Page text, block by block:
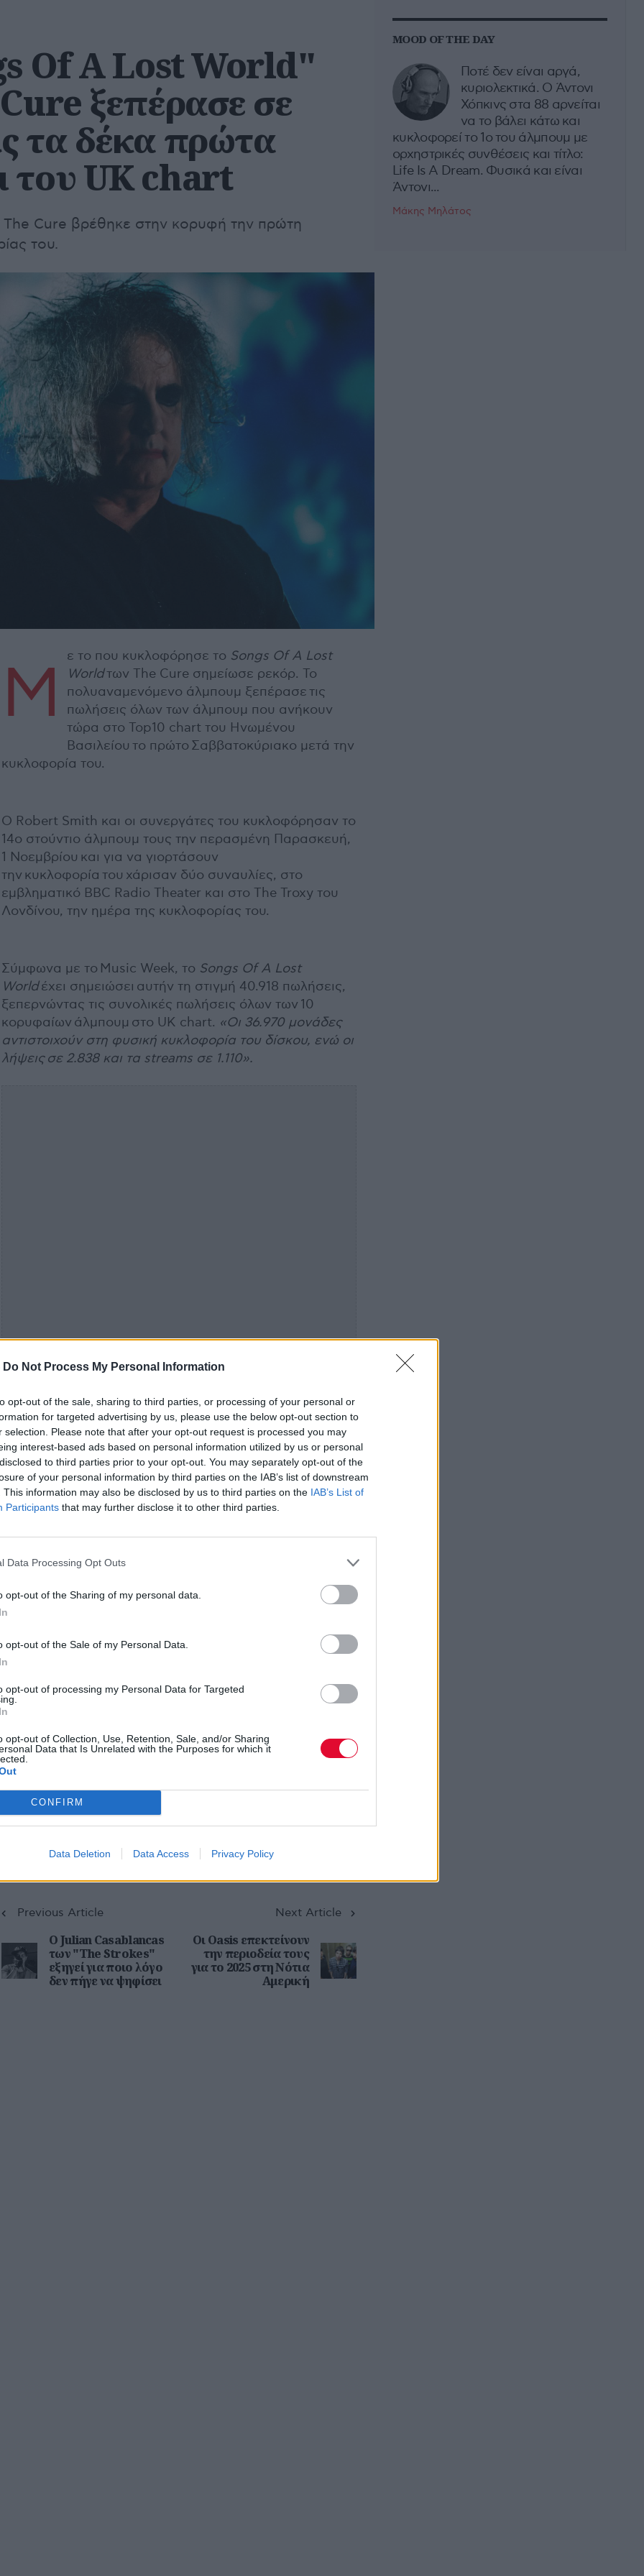
Do Not Process My Personal Information
opt-out of the sale, sharing to third parties, or processing of your personal or
for targeted advertising by us, please use the below opt-out section to
selection. Please note that after your opt-out request is processed you may
interest-based ads based on personal information utilized by us or personal
to third parties prior to your opt-out. You may separately opt-out of the
of your personal information by third parties on the IAB’s list of downstream
This information may also be disclosed by us to third parties on the IAB’s List of
Participants that may further disclose it to other third parties.
Data Processing Opt Outs
opt-out of the Sharing of my personal data.
opt-out of the Sale of my Personal Data.
opt-out of processing my Personal Data for Targeted
opt-out of Collection, Use, Retention, Sale, and/or Sharing
Data that Is Unrelated with the Purposes for which it
CONFIRM
Data Deletion Data Access Privacy Policy
Of A Lost World"
ξεπέρασε σε
τα δέκα πρώτα
του UK chart
Cure βρέθηκε στην κορυφή την πρώτη
του.
Μ ε το που κυκλοφόρησε το Songs Of A Lost
Worldτων The Cure σημείωσε ρεκόρ. Το
πολυαναμενόμενο άλμπουμ ξεπέρασε τις
πωλήσεις όλων των άλμπουμ που ανήκουν
τώρα στο Top10 chart του Ηνωμένου
Βασιλείου το πρώτο Σαββατοκύριακο μετά την
κυκλοφορία του.
Ο Robert Smith και οι συνεργάτες του κυκλοφόρησαν το
14ο στούντιο άλμπουμ τους την περασμένη Παρασκευή,
1 Νοεμβρίου και για να γιορτάσουν
την κυκλοφορία του χάρισαν δύο συναυλίες, στο
εμβληματικό BBC Radio Theater και στο The Troxy του
Λονδίνου, την ημέρα της κυκλοφορίας του.
Σύμφωνα με τo Music Week, το Songs Of A Lost
Worldέχει σημειώσει αυτήν τη στιγμή 40.918 πωλήσεις,
ξεπερνώντας τις συνολικές πωλήσεις όλων των 10
κορυφαίων άλμπουμ στo UK chart. «Οι 36.970 μονάδες
αντιστοιχούν στη φυσική κυκλοφορία του δίσκου, ενώ οι
λήψεις σε 2.838 και τα streams σε 1.110».
σηματοδότησε επίσης την πρώτη κυκλοφορία
πρωτότυπου υλικού των The Cure μετά από 16 χρόνια –
είναι επίσης καθ’ οδόν για να γίνει ο πρώτος τους
δίσκος που κατέκτησε την πρώτη θέση στα charts από
το LP
https://www.youtube.com/watch?
v=_aWDlaxvEZo&t=275s
Previous Article
O Julian Casablancas
των "The Strokes"
εξηγεί για ποιο λόγο
δεν πήγε να ψηφίσει
Next Article
Οι Oasis επεκτείνουν
την περιοδεία τους
για το 2025 στη Νότια
Αμερική
MOOD OF THE DAY
Ποτέ δεν είναι αργά,
κυριολεκτικά. Ο Άντονι
Χόπκινς στα 88 αρνείται
να το βάλει κάτω και
κυκλοφορεί το 1ο του άλμπουμ με
ορχηστρικές συνθέσεις και τίτλο:
Life Is A Dream. Φυσικά και είναι
Άντονι...
Μάκης Μηλάτος